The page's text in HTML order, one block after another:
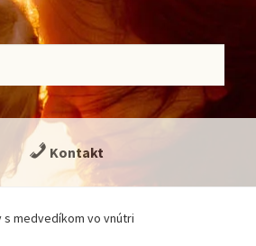
Kontakt
medvedíkom vo vnútri